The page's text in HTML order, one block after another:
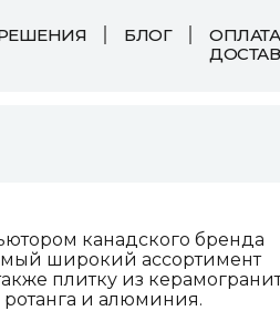
БЛОГ
канадского бренда
широкий ассортимент
плитку из
и алюминия.